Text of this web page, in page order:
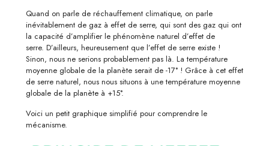
Quand on parle de réchauffement climatique, on parle
inévitablement de gaz à effet de serre, qui sont des gaz qui ont
la capacité d’amplifier le phénomène naturel d’effet de
serre. D’ailleurs, heureusement que l’effet de serre existe !
Sinon, nous ne serions probablement pas là. La température
moyenne globale de la planète serait de -17° ! Grâce à cet effet
de serre naturel, nous nous situons à une température moyenne
globale de la planète à +15°.
Voici un petit graphique simplifié pour comprendre le
mécanisme.